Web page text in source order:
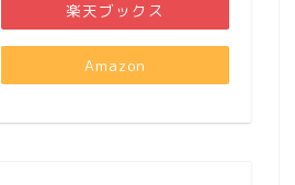
楽天ブックス
Amazon